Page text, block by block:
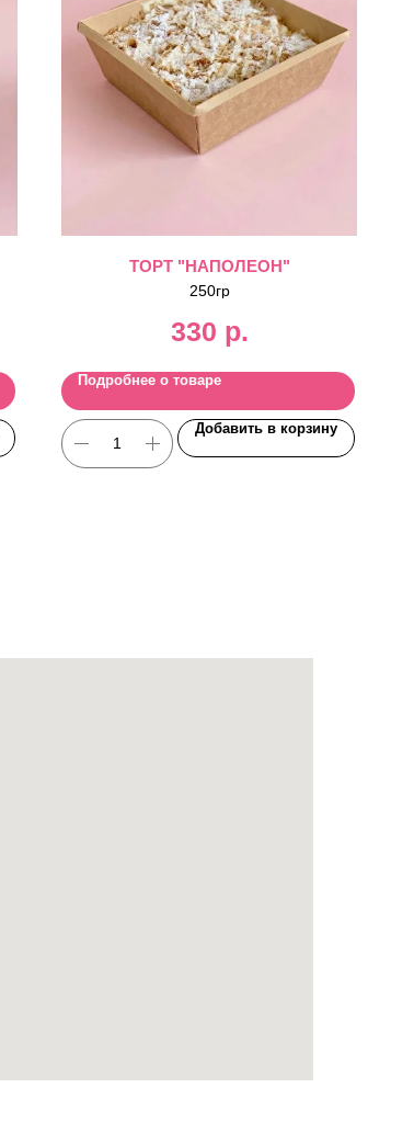
ТОРТ "НАПОЛЕОН"
250гр
330 р.
Подробнее о товаре
Добавить в корзину